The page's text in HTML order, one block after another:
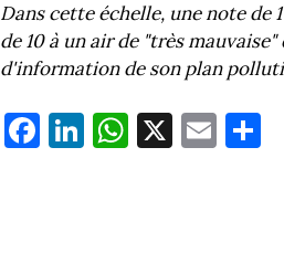
Dans cette échelle, une note de
de 10 à un air de "très
d'information de son plan
Fa
ce
Li
nk
W
ha
X E
m